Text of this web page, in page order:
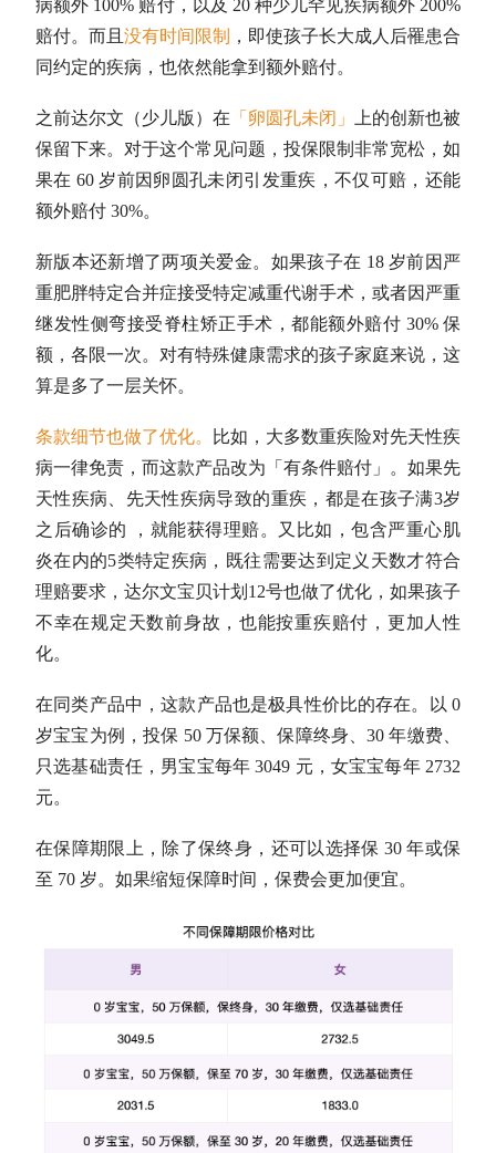
病额外 100% 赔付，以及 20 种少儿罕见疾病额外 200%
赔付。而且 没有时间限制
，即使孩子长大成人后罹患合
同约定的疾病，也依然能拿到额外赔付。
之前达尔文（少儿版）在 「卵圆孔未闭」
上的创新也被
保留下来。对于这个常见问题，投保限制非常宽松，如
果在 60 岁前因卵圆孔未闭引发重疾，不仅可赔，还能
额外赔付 30%。
新版本还新增了两项关爱金。如果孩子在 18 岁前因严
重肥胖特定合并症接受特定减重代谢手术，或者因严重
继发性侧弯接受脊柱矫正手术，都能额外赔付 30% 保
额，各限一次。对有特殊健康需求的孩子家庭来说，这
算是多了一层关怀。
条款细节也做了优化。
比如，大多数重疾险对先天性疾
病一律免责，而这款产品改为「有条件赔付」。如果先
天性疾病、先天性疾病导致的重疾，都是在孩子满3岁
之后确诊的 ，就能获得理赔。又比如，包含严重心肌
炎在内的5类特定疾病，既往需要达到定义天数才符合
理赔要求，达尔文宝贝计划12号也做了优化，如果孩子
不幸在规定天数前身故，也能按重疾赔付，更加人性
化。
在同类产品中，这款产品也是极具性价比的存在。以 0
岁宝宝为例，投保 50 万保额、保障终身、30 年缴费、
只选基础责任，男宝宝每年 3049 元，女宝宝每年 2732
元。
在保障期限上，除了保终身，还可以选择保 30 年或保
至 70 岁。如果缩短保障时间，保费会更加便宜。